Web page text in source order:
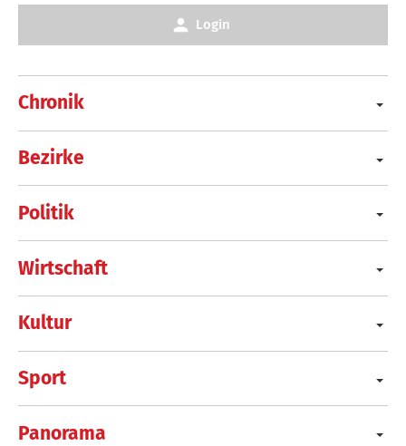
Chronik
Bezirke
Politik
Wirtschaft
Kultur
Sport
Panorama
Login